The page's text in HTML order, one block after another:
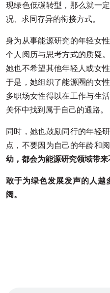
现绿色低碳转型，那么就一
况、求同存异的衔接方式。
身为从事能源研究的年轻女
个人阅历与思考方式的质疑
她也不希望其他年轻人或女
于是，她组织了能源圈的女
多职场女性得以在工作与生
关怀中找到属于自己的通路。
同时，她也鼓励同行的年轻
点，不要因为自己的年龄和阅
幼，都会为能源研究领域带
敢于为绿色发展发声的人越
阔。